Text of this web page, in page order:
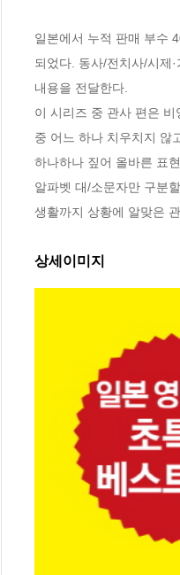
일본에서 누적 판매 부수
되었다. 동사/전치사/시제
내용을 전달한다.
이 시리즈 중 관사 편은
중 어느 하나 치우치지 않
하나하나 짚어 올바른 표
알파벳 대/소문자만 구분
생활까지 상황에 알맞은
상세이미지